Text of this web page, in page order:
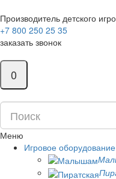
Производитель детского
+7 800 250 25 35
заказать звонок
0
Меню
Игровое оборудование